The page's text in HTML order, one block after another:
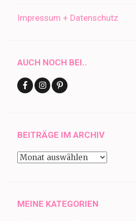
Impressum + Datenschutz
AUCH NOCH BEI..
BEITRÄGE IM ARCHIV
Beiträge
MEINE KATEGORIEN